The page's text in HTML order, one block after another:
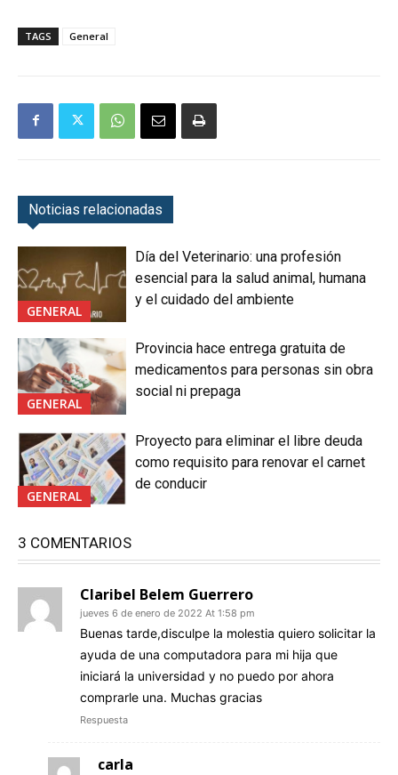
TAGS General
Noticias relacionadas
GENERAL
Día del Veterinario: una profesión
esencial para la salud animal, humana
y el cuidado del ambiente
GENERAL
Provincia hace entrega gratuita de
medicamentos para personas sin obra
social ni prepaga
GENERAL
Proyecto para eliminar el libre deuda
como requisito para renovar el carnet
de conducir
3 COMENTARIOS
Claribel Belem Guerrero
jueves 6 de enero de 2022 At 1:58 pm
Buenas tarde,disculpe la molestia quiero solicitar la
ayuda de una computadora para mi hija que
iniciará la universidad y no puedo por ahora
comprarle una. Muchas gracias
Respuesta
carla